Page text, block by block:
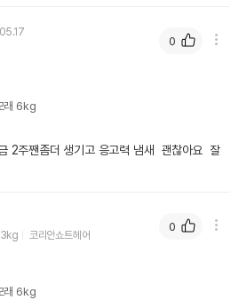
래 6kg
2주짼좀더 생기고 응고력 냄새  괜찮아요  잘
0
코리안쇼트헤어
래 6kg
0